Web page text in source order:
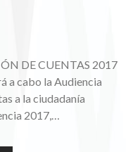
DE CUENTAS 2017
a cabo la Audiencia
a la ciudadanía
2017,…